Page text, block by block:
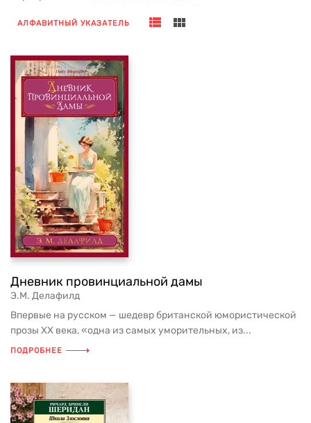
АЛФАВИТНЫЙ УКАЗАТЕЛЬ
Дневник провинциальной дамы
Э.М. Делафилд
Впервые на русском — шедевр британской юмористической
прозы XX века, «одна из самых уморительных, из...
ПОДРОБНЕЕ